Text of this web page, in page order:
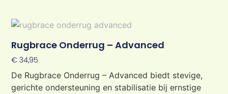
Rugbrace Onderrug – Advanced
€ 34,95
De Rugbrace Onderrug – Advanced biedt stevige,
gerichte ondersteuning en stabilisatie bij ernstige